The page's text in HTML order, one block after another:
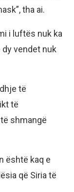
tha ai.
i luftës nuk ka
vendet nuk
të
të
shmangë
është kaq e
që Siria të